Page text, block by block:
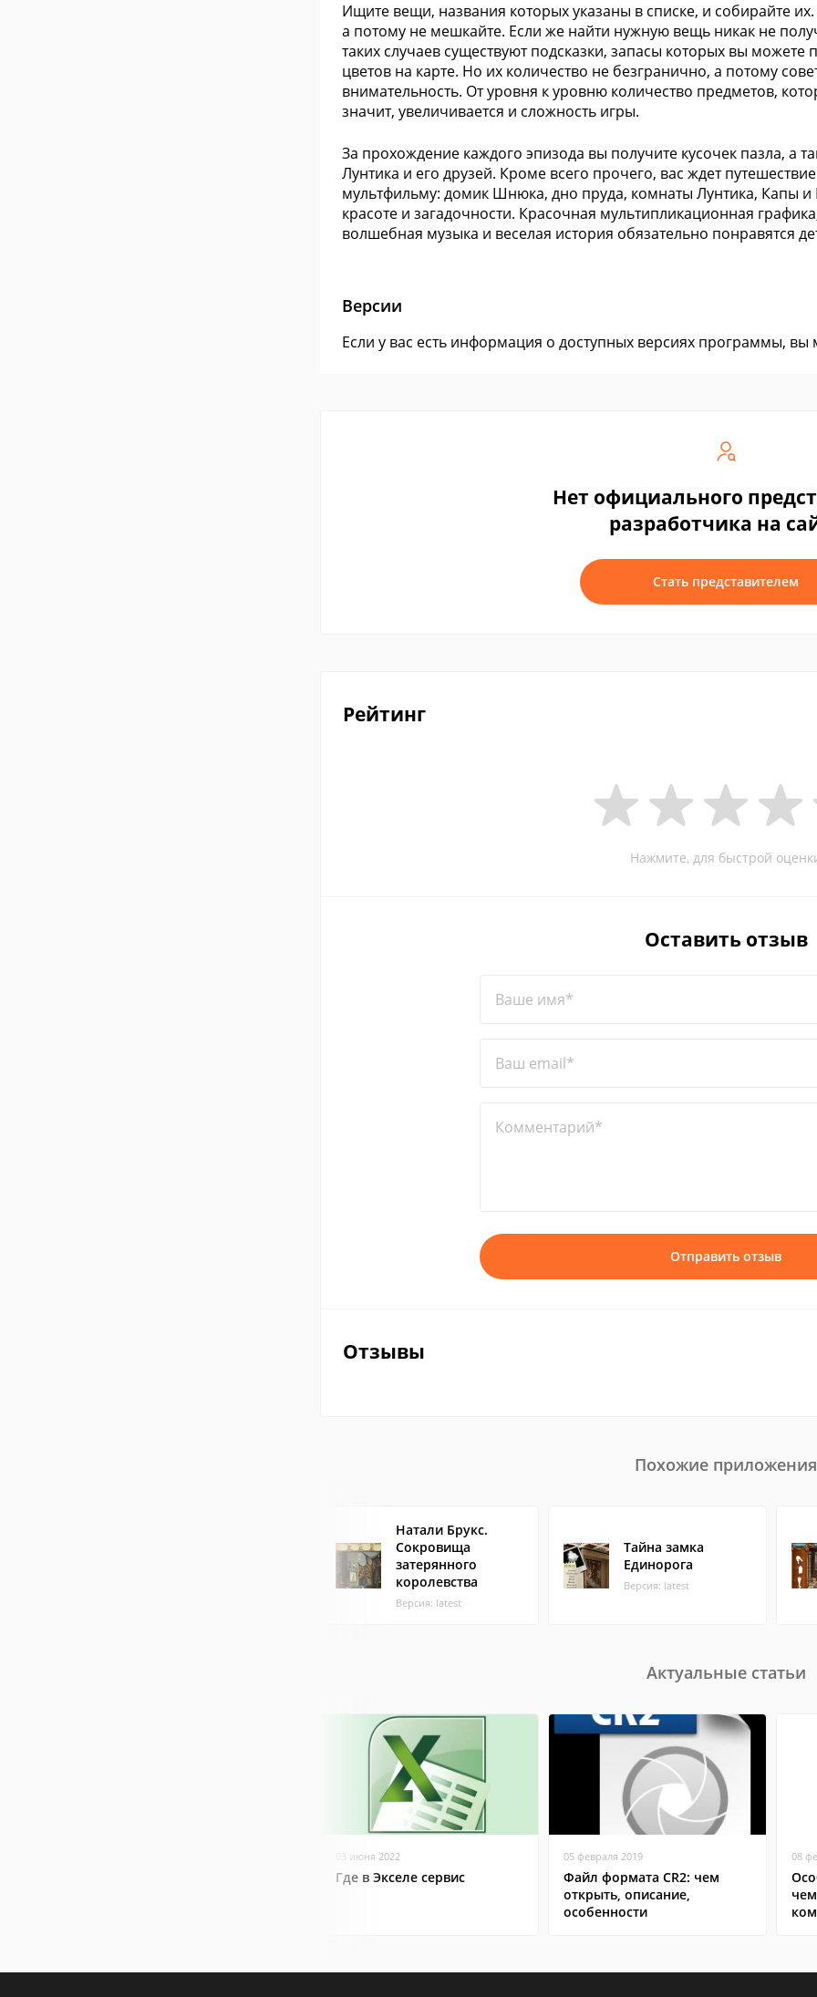
Ищите вещи, названия которых указаны в списке, и собирайте
а потому не мешкайте. Если же найти нужную вещь никак не
таких случаев существуют подсказки, запасы которых вы
цветов на карте. Но их количество не безгранично, а потому
внимательность. От уровня к уровню количество предметов,
значит, увеличивается и сложность игры.
За прохождение каждого эпизода вы получите кусочек пазла, а
Лунтика и его друзей. Кроме всего прочего, вас ждет
мультфильму: домик Шнюка, дно пруда, комнаты Лунтика, Капы
красоте и загадочности. Красочная мультипликационная
волшебная музыка и веселая история обязательно понравятся
Версии
Если у вас есть информация о доступных версиях программы,
Нет официального
разработчика на
Стать представителем
Рейтинг
Нажмите, для быстрой
Оставить отзыв
Ваше имя*
Ваш email*
Комментарий*
Отправить отзыв
Отзывы
Похожие приложения
Натали Брукс.
Сокровища
затерянного
королевства
Версия: latest
Тайна замка
Единорога
Версия: latest
Актуальные статьи
03 июня 2022
Где в Экселе сервис
05 февраля 2019
Файл формата CR2: чем
открыть, описание,
особенности
08